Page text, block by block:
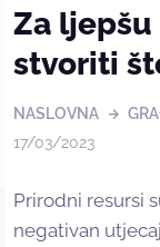
Za
stvoriti
NASLOVNA
17/03/2023
Prirodni resursi
negativan